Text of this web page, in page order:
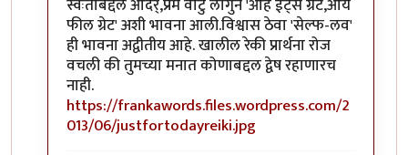
फील ग्रेट' अशी भावना आली.विश्वास ठेवा 'सेल्फ-लव'
ही भावना अद्वीतीय आहे. खालील रेकी प्रार्थना रोज
वचली की तुमच्या मनात कोणाबद्दल द्वेष रहाणारच
नाही.
https://frankawords.files.wordpress.com/2
013/06/justfortodayreiki.jpg